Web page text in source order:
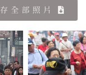
全部照片